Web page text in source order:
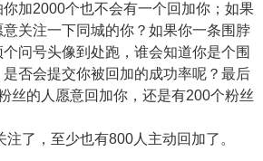
加2000个也不会有一个回加你；如果
关注一下同城的你？如果你一条围脖
问号头像到处跑，谁会知道你是个围
否会提交你被回加的成功率呢？最后
丝的人愿意回加你，还是有200个粉丝
了，至少也有800人主动回加了。